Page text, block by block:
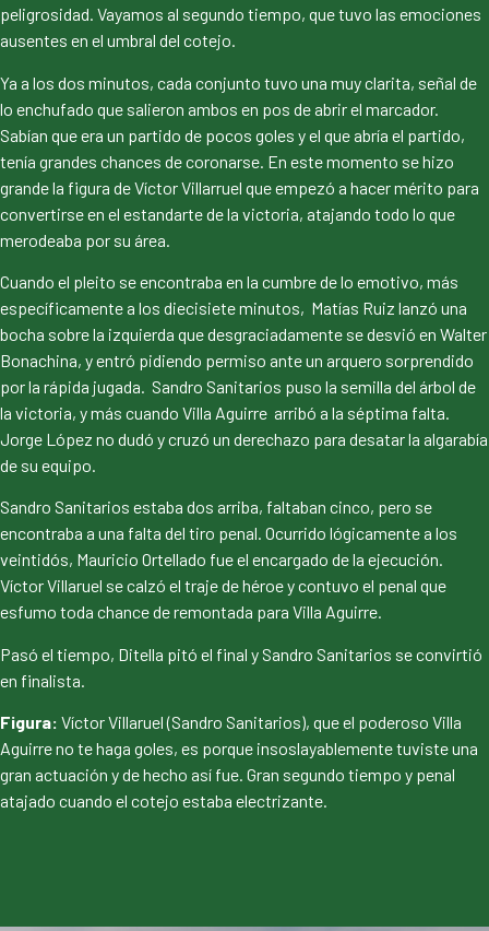
peligrosidad. Vayamos al segundo tiempo, que tuvo las emociones
ausentes en el umbral del cotejo.
Ya a los dos minutos, cada conjunto tuvo una muy clarita, señal de
lo enchufado que salieron ambos en pos de abrir el marcador.
Sabían que era un partido de pocos goles y el que abría el partido,
tenía grandes chances de coronarse. En este momento se hizo
grande la figura de Víctor Villarruel que empezó a hacer mérito para
convertirse en el estandarte de la victoria, atajando todo lo que
merodeaba por su área.
Cuando el pleito se encontraba en la cumbre de lo emotivo, más
específicamente a los diecisiete minutos, Matías Ruiz lanzó una
bocha sobre la izquierda que desgraciadamente se desvió en Walter
Bonachina, y entró pidiendo permiso ante un arquero sorprendido
por la rápida jugada. Sandro Sanitarios puso la semilla del árbol de
la victoria, y más cuando Villa Aguirre arribó a la séptima falta.
Jorge López no dudó y cruzó un derechazo para desatar la algarabía
de su equipo.
Sandro Sanitarios estaba dos arriba, faltaban cinco, pero se
encontraba a una falta del tiro penal. Ocurrido lógicamente a los
veintidós, Mauricio Ortellado fue el encargado de la ejecución.
Víctor Villaruel se calzó el traje de héroe y contuvo el penal que
esfumo toda chance de remontada para Villa Aguirre.
Pasó el tiempo, Ditella pitó el final y Sandro Sanitarios se convirtió
en finalista.
Figura: Víctor Villaruel (Sandro Sanitarios), que el poderoso Villa
Aguirre no te haga goles, es porque insoslayablemente tuviste una
gran actuación y de hecho así fue. Gran segundo tiempo y penal
atajado cuando el cotejo estaba electrizante.